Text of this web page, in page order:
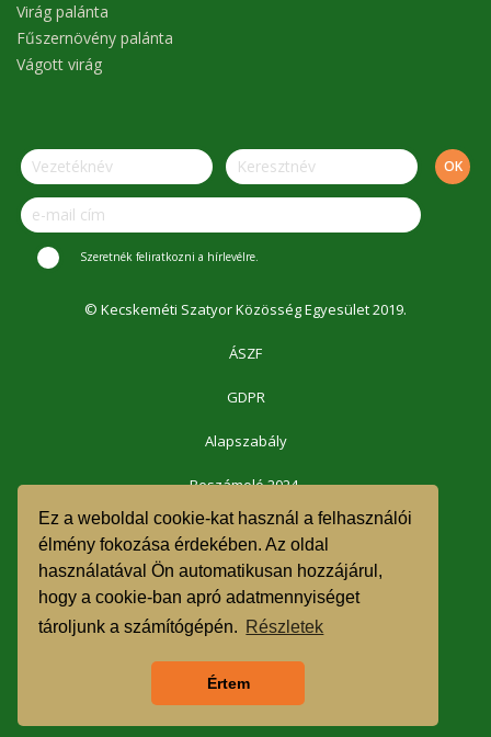
Ez a weboldal cookie-kat használ a felhasználói
élmény fokozása érdekében. Az oldal
használatával Ön automatikusan hozzájárul,
hogy a cookie-ban apró adatmennyiséget
tároljunk a számítógépén. Részletek
Értem
Virág palánta
Fűszernövény palánta
Vágott virág
Szeretnék feliratkozni a hírlevélre.
© Kecskeméti Szatyor Közösség Egyesület 2019.
ÁSZF
GDPR
Alapszabály
Beszámoló 2024.
Beszámoló 2023.
Beszámoló 2022.
Beszámoló 2021.
1% felajánlás 2023.